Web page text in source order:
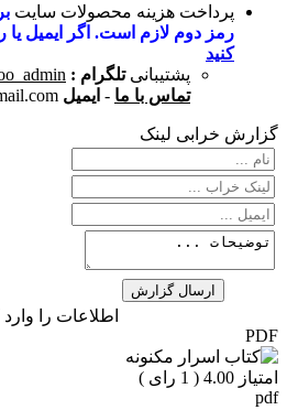
پرداخت هزینه محصولات سایت
رمز دوم لازم است. اگر ایمیل یا
کنید
پشتیبانی تلگرام :
تماس با ما - ایمیل
گزارش خرابی لینک
اطلاعات را وارد
PDF
امتیاز 4.00 ( 1 رای )
pdf